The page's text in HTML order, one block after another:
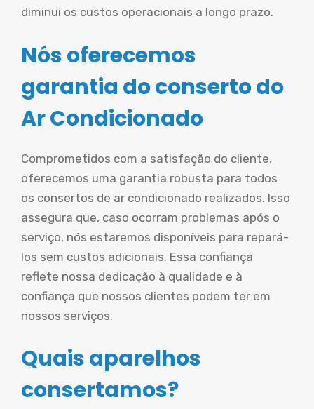
diminui os custos operacionais a longo prazo.
Nós oferecemos
garantia do conserto do
Ar Condicionado
Comprometidos com a satisfação do cliente,
oferecemos uma garantia robusta para todos
os consertos de ar condicionado realizados. Isso
assegura que, caso ocorram problemas após o
serviço, nós estaremos disponíveis para repará-
los sem custos adicionais. Essa confiança
reflete nossa dedicação à qualidade e à
confiança que nossos clientes podem ter em
nossos serviços.
Quais aparelhos
consertamos?